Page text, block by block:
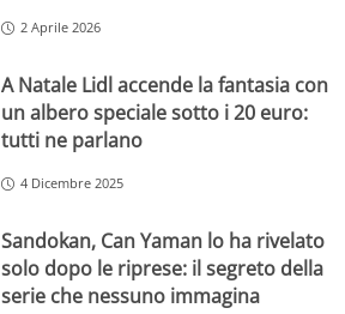
2 Aprile 2026
A Natale Lidl accende la fantasia con
un albero speciale sotto i 20 euro:
tutti ne parlano
4 Dicembre 2025
Sandokan, Can Yaman lo ha rivelato
solo dopo le riprese: il segreto della
serie che nessuno immagina